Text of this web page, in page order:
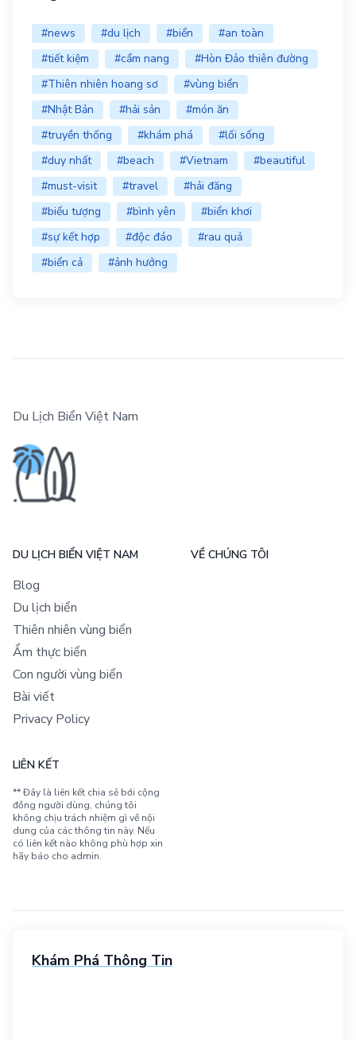
#news #du lịch #biển
#an toàn
#tiết kiệm
#cẩm nang
#Hòn Đảo thiên đường
#Thiên nhiên hoang sơ
#vùng biển
#Nhật Bản
#hải sản
#món ăn
#truyền thống
#khám phá
#lối sống
#duy nhất
#beach #Vietnam
#beautiful
#must-visit
#travel
#hải đăng
#biểu tượng
#bình yên
#biển khơi
#sự kết hợp
#độc đáo
#rau quả
#biển cả
#ảnh hưởng
Du Lịch Biển Việt Nam
DU LỊCH BIỂN VIỆT NAM
Blog
Du lịch biển
Thiên nhiên vùng biển
Ẩm thực biển
Con người vùng biển
Bài viết
Privacy Policy
VỀ CHÚNG TÔI
LIÊN KẾT
** Đây là liên kết chia sẻ bới cộng
đồng người dùng, chúng tôi
không chịu trách nhiệm gì về nội
dung của các thông tin này. Nếu
có liên kết nào không phù hợp xin
hãy báo cho admin.
Khám Phá Thông Tin